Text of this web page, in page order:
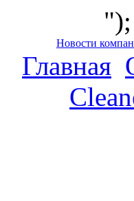
Новости
Главная